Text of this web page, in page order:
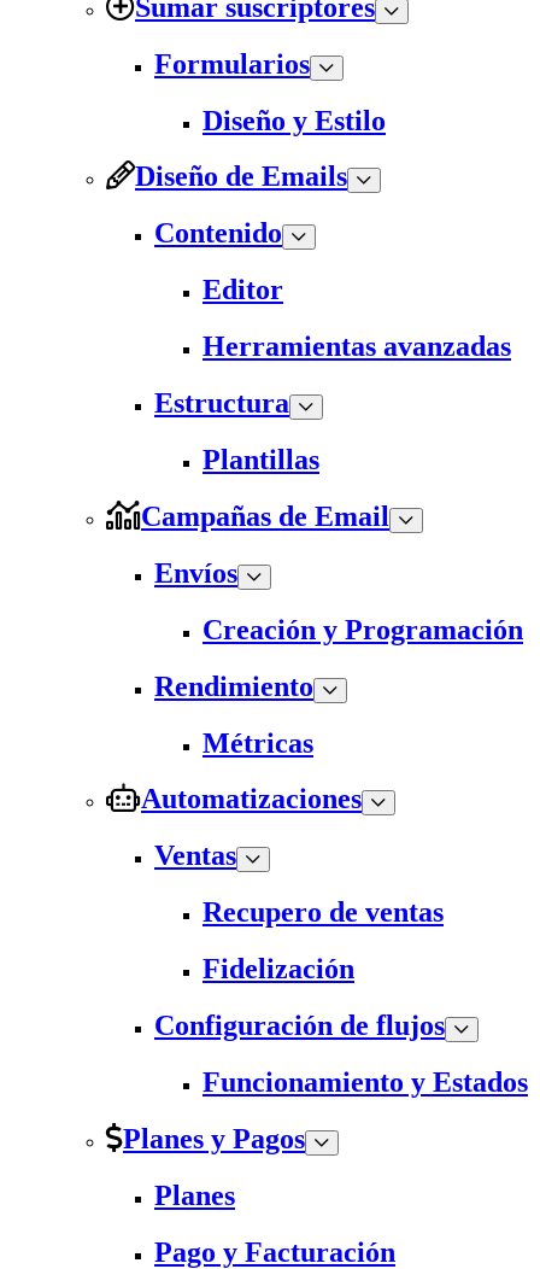
Sumar suscriptores
Formularios
Diseño y Estilo
Diseño de Emails
Contenido
Editor
Herramientas avanzadas
Estructura
Plantillas
Campañas de Email
Envíos
Creación y Programación
Rendimiento
Métricas
Automatizaciones
Ventas
Recupero de ventas
Fidelización
Configuración de flujos
Funcionamiento y Estados
Planes y Pagos
Planes
Pago y Facturación